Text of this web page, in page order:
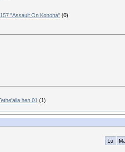
"Assault On Konoha" (0)
hen 01 (1)
Lu